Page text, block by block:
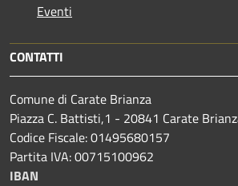
Eventi
CONTATTI
Comune di Carate Brianza
Piazza C. Battisti,1 - 20841 Carate
Codice Fiscale: 01495680157
Partita IVA: 00715100962
IBAN